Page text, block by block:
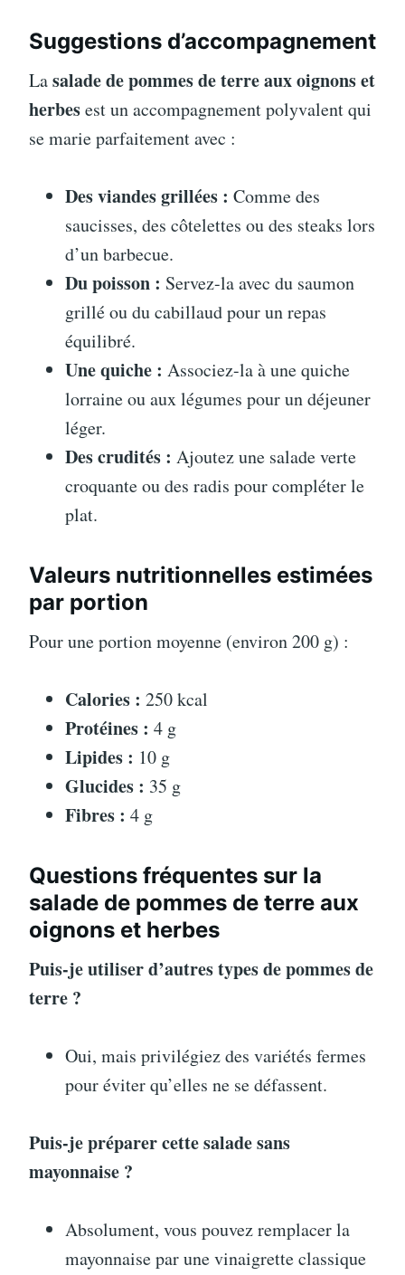
Suggestions d’accompagnement
Lasalade de pommes de terre aux oignons et
herbesest un accompagnement polyvalent qui
se marie parfaitement avec :
Des viandes grillées : Comme des
saucisses, des côtelettes ou des steaks lors
d’un barbecue.
Du poisson : Servez-la avec du saumon
grillé ou du cabillaud pour un repas
équilibré.
Une quiche : Associez-la à une quiche
lorraine ou aux légumes pour un déjeuner
léger.
Des crudités : Ajoutez une salade verte
croquante ou des radis pour compléter le
plat.
Valeurs nutritionnelles estimées
par portion
Pour une portion moyenne (environ 200 g) :
Calories : 250 kcal
Protéines : 4 g
Lipides : 10 g
Glucides : 35 g
Fibres : 4 g
Questions fréquentes sur la
salade de pommes de terre aux
oignons et herbes
Puis-je utiliser d’autres types de pommes de
terre ?
Oui, mais privilégiez des variétés fermes
pour éviter qu’elles ne se défassent.
Puis-je préparer cette salade sans
mayonnaise ?
Absolument, vous pouvez remplacer la
mayonnaise par une vinaigrette classique